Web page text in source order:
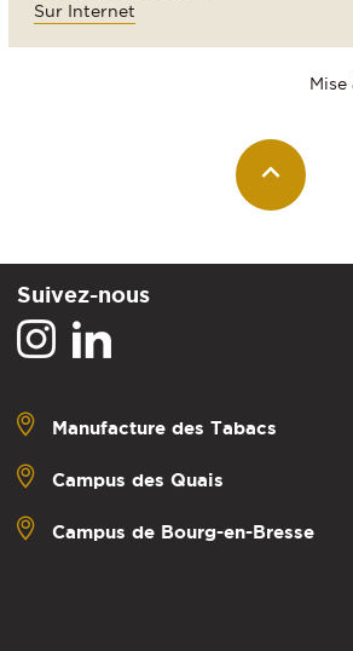
Sur Internet
Suivez-nous
Manufacture des Tabacs
Campus des Quais
Campus de Bourg-en-Bresse